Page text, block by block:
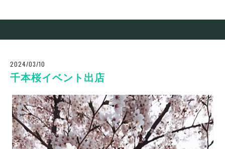
2024/03/10
千本桜イベント出店